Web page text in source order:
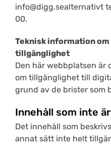
info@digg.sealternativt
00.
Teknisk information
tillgänglighet
Den här webbplatsen är
om tillgänglighet till
grund av de brister som
Innehåll som inte
Det innehåll som
annat sätt inte helt